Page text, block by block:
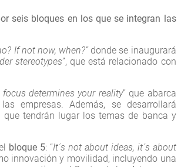
seis bloques en los que se integran las
If not now, when?”donde se inaugurará
stereotypes”, que está relacionado con
focus determines your reality” que abarca
empresas. Además, se desarrollará
que tendrán lugar los temas de banca y
bloque 5: “It´s not about ideas, it´s about
innovación y movilidad, incluyendo una